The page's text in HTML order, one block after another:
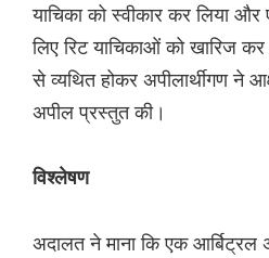
याचिका को स्वीकार कर लिया
लिए रिट याचिकाओं को खारिज
से व्यथित होकर अपीलार्थीगण ने
अपील प्रस्तुत की।
विश्लेषण
अदालत ने माना कि एक आर्बिट्रल